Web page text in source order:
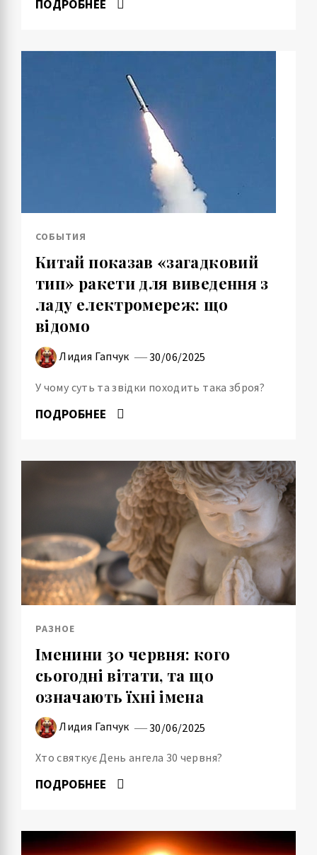
ПОДРОБНЕЕ
СОБЫТИЯ
Китай показав «загадковий
тип» ракети для виведення з
ладу електромереж: що
відомо
Лидия Гапчук 30/06/2025
У чому суть та звідки походить така зброя?
ПОДРОБНЕЕ
РАЗНОЕ
Іменини 30 червня: кого
сьогодні вітати, та що
означають їхні імена
Лидия Гапчук 30/06/2025
Хто святкує День ангела 30 червня?
ПОДРОБНЕЕ